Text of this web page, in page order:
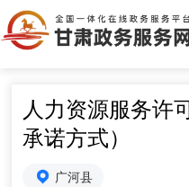
人力资源服务许
承诺方式）
广河县